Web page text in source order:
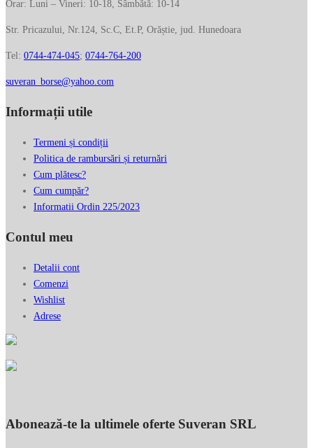
Orar: Luni – Vineri: 10-18, Sâmbătă: 10-14
Str. Pricazului, Nr.124, Sc.C, Et.P, Orăștie, jud. Hunedoara
Tel: 0744-474-045; 0744-764-200
suveran_borse@yahoo.com
Informații utile
Termeni și condiții
Politica de rambursări și returnări
Cum plătesc?
Cum cumpăr?
Informatii Ordin 225/2023
Contul meu
Detalii cont
Comenzi
Wishlist
Adrese
Abonează-te la ultimele oferte Suveran SRL